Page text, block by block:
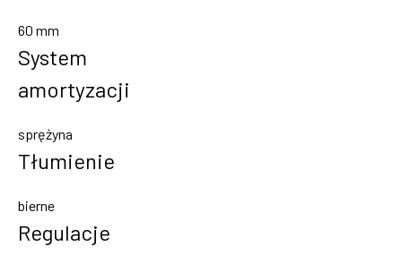
60 mm
System
amortyzacji
sprężyna
Tłumienie
bierne
Regulacje